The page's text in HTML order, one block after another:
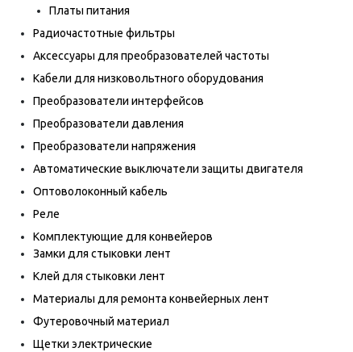
Платы питания
Радиочастотные фильтры
Аксессуары для преобразователей частоты
Кабели для низковольтного оборудования
Преобразователи интерфейсов
Преобразователи давления
Преобразователи напряжения
Автоматические выключатели защиты двигателя
Оптоволоконный кабель
Реле
Комплектующие для конвейеров
Замки для стыковки лент
Клей для стыковки лент
Материалы для ремонта конвейерных лент
Футеровочный материал
Щетки электрические